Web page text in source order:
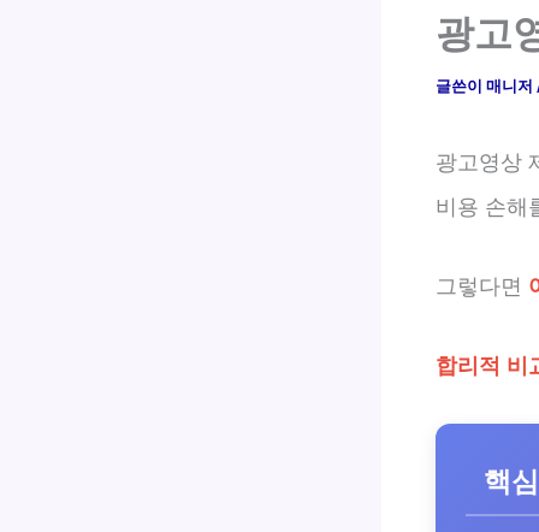
광고
글쓴이 매니저
광고영상
비용 손해
그렇다면
합리적 비
핵